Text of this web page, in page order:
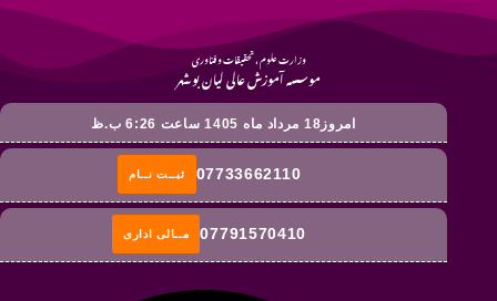
وزارت علوم ، تحقیقات و فناوری
موسسه آموزش عالی لیان بوشهر
امروز18 مرداد ماه 1405 ساعت 6:26 ب.ظ
07733662110 ثبــت نــام
07791570410 مــالی اداری